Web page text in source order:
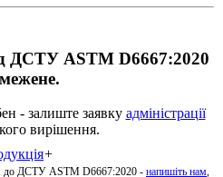
+
ДСТУ ASTM D6667:2020
- залиште заявку адміністрації
вирішення.
до ДСТУ ASTM D6667:2020 - напишіть нам,